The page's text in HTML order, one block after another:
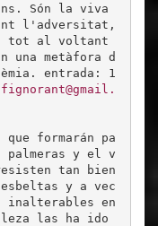
Són la viva
l'adversitat,
tot al voltant
una metàfora d
entrada: 1
formarán pa
palmeras y el v
tan bien
esbeltas y a vec
inalterables en
las ha ido